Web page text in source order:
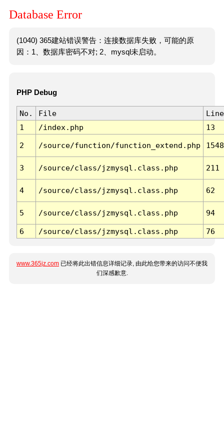
Database Error
(1040) 365建站错误警告：连接数据库失败，可能的原
因：1、数据库密码不对; 2、mysql未启动。
PHP Debug
No. File
Line
1
/index.php 13
2 /source/function/function_extend.php 1548
3 /source/class/jzmysql.class.php 211
4 /source/class/jzmysql.class.php 62
5 /source/class/jzmysql.class.php 94
6 /source/class/jzmysql.class.php 76
www.365jz.com 已经将此出错信息详细记录, 由此给您带来的访问不便我
们深感歉意.